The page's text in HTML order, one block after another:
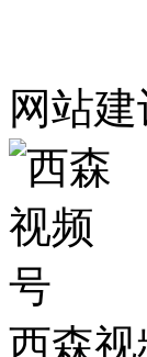
网站建
西森视